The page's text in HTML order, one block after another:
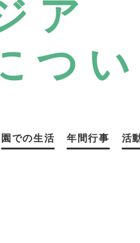
ア
つい
園での生活 年間行事 活